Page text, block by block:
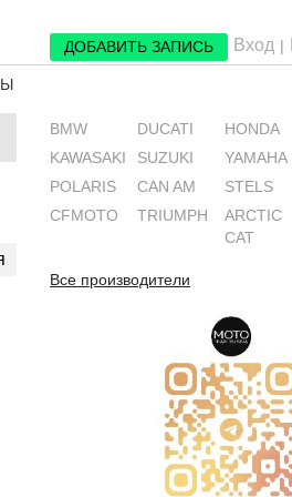
ДОБАВИТЬ ЗАПИСЬ Вход |
BMW DUCATI HONDA
KAWASAKI
SUZUKI YAMAHA
POLARIS
CAN AM STELS
CFMOTO
TRIUMPH
ARCTIC
CAT
Все производители